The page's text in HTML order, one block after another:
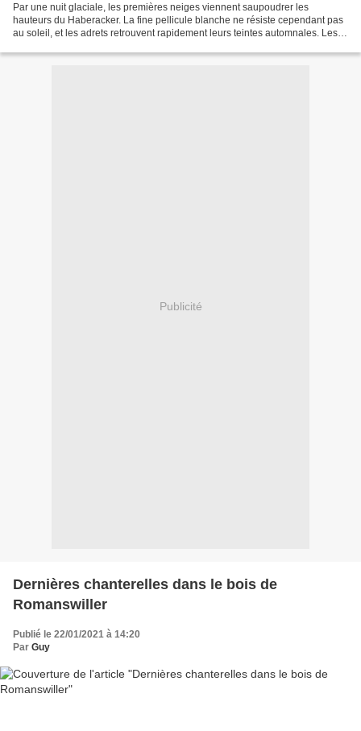
Par une nuit glaciale, les premières neiges viennent saupoudrer les
hauteurs du Haberacker. La fine pellicule blanche ne résiste cependant pas
au soleil, et les adrets retrouvent rapidement leurs teintes automnales. Les
Publicité
Dernières chanterelles dans le bois de
Romanswiller
Publié le 22/01/2021 à 14:20
Par Guy